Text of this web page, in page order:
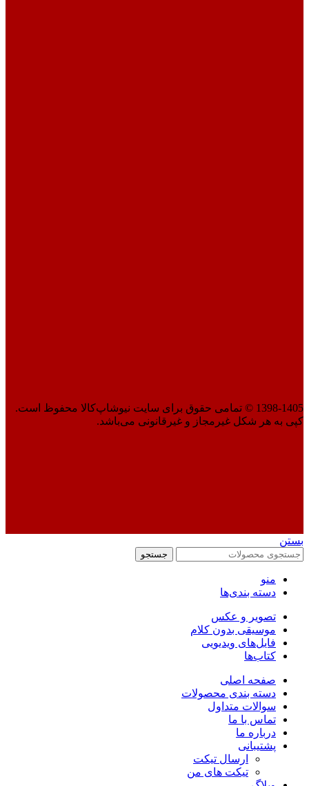
1398-1405 © تمامی حقوق برای سایت نیوشاپ‌کالا محفوظ است.
کپی به هر شکل غیرمجاز و غیرقانونی می‌باشد.
بستن
جستجو
منو
دسته بندی‌ها
تصویر و عکس
موسیقی بدون کلام
فایل‌های ویدیویی
کتاب‌ها
صفحه اصلی
دسته بندی محصولات
سوالات متداول
تماس با ما
درباره ما
پشتیبانی
ارسال تیکت
تیکت های من